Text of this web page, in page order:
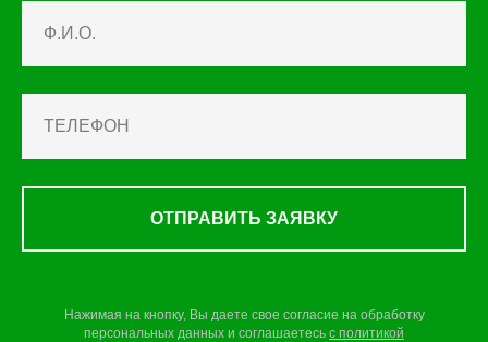
ОТПРАВИТЬ ЗАЯВКУ
Нажимая на кнопку, Вы даете свое согласие на обработку
персональных данных и соглашаетесь c политикой